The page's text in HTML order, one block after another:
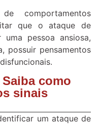
comportamentos
que o ataque de
pessoa ansiosa,
possuir pensamentos
como
sinais
um ataque de